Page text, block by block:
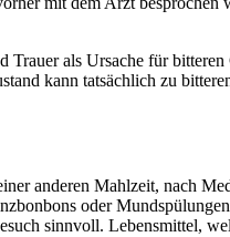
als Ursache für
kann tatsächlich zu
anderen Mahlzeit, nach
oder
sinnvoll. Lebensmittel,